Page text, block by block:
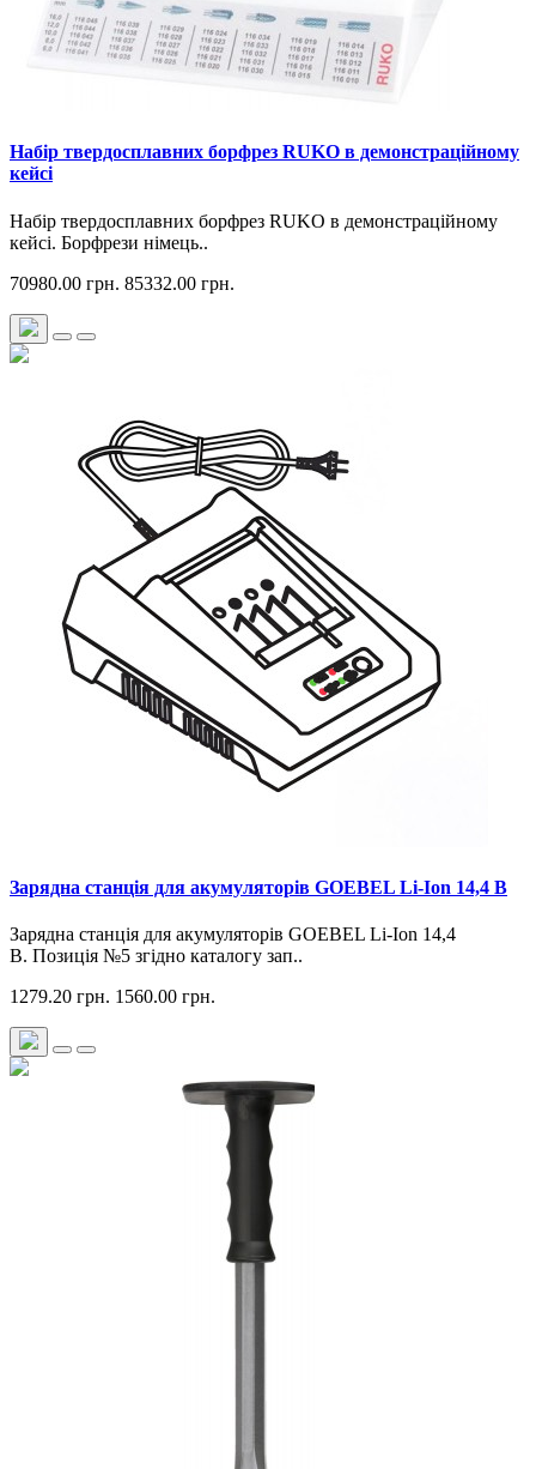
Набір твердосплавних борфрез RUKO в демонстраційному
кейсі
Набір твердосплавних борфрез RUKO в демонстраційному
кейсі. Борфрези німець..
70980.00 грн. 85332.00 грн.
Зарядна станція для акумуляторів GOEBEL Li-Ion 14,4 В
Зарядна станція для акумуляторів GOEBEL Li-Ion 14,4
В. Позиція №5 згідно каталогу зап..
1279.20 грн. 1560.00 грн.